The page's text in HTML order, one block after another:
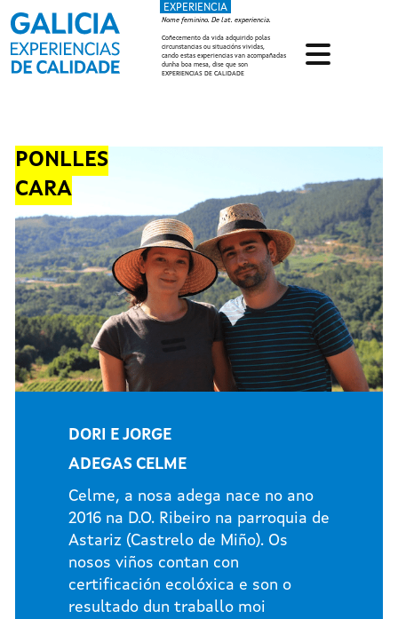
Ir o contido principal
EXPERIENCIA
Nome feminino. De lat. experiencia.
Coñecemento da vida adquirido polas
circunstancias ou situacións vividas,
cando estas experiencias van acompañadas
dunha boa mesa, dise que son
EXPERIENCIAS DE CALIDADE
PONLLES
CARA
DORI E JORGE
ADEGAS CELME
Celme, a nosa adega nace no ano
2016 na D.O. Ribeiro na parroquia de
Astariz (Castrelo de Miño). Os
nosos viños contan con
certificación ecolóxica e son o
resultado dun traballo moi